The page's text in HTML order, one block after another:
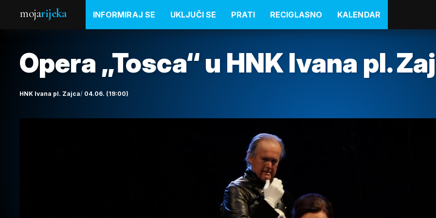
mojarijeka INFORMIRAJ SE UKLJUČI SE PRATI RECIGLASNO KALENDAR
Opera „Tosca“ u HNK Ivana pl.
HNK Ivana pl. Zajca 04.06. (19:00)